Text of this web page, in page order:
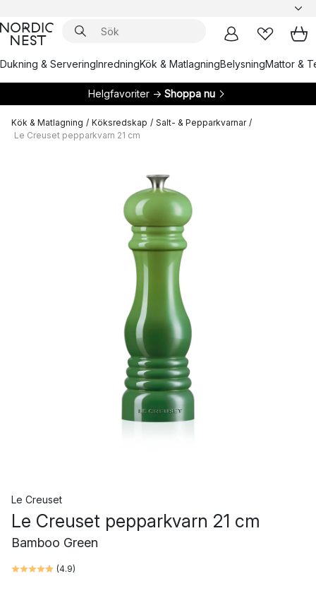
Dukning & ServeringInredningKök & MatlagningBelysningMattor &
Helgfavoriter → Shoppa nu
Kök & Matlagning / Köksredskap / Salt- & Pepparkvarnar /
Le Creuset pepparkvarn 21 cm
Le Creuset
Le Creuset pepparkvarn 21 cm
Bamboo Green
(4.9)